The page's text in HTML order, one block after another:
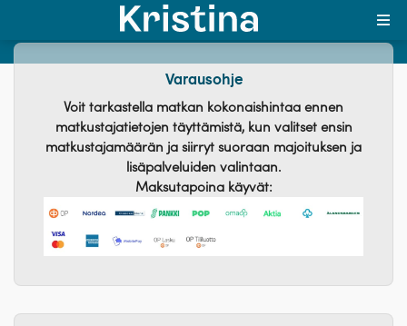
Yksin matkalle?
Suosikit
Varausohje
Voit tarkastella matkan kokonaishintaa ennen
matkustajatietojen täyttämistä, kun valitset ensin
matkustajamäärän ja siirryt suoraan majoituksen ja
lisäpalveluiden valintaan.
Maksutapoina käyvät: